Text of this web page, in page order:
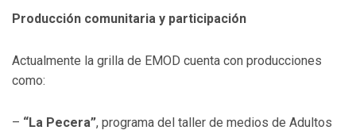
Producción comunitaria y participación
Actualmente la grilla de EMOD cuenta con producciones
como:
– “La Pecera”, programa del taller de medios de Adultos